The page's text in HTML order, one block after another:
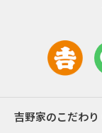
吉野家のこだわり